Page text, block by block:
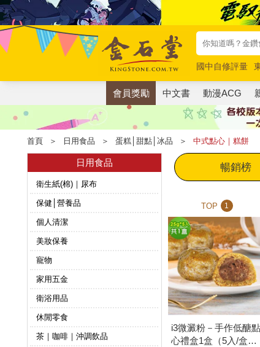
國中自修評量
唯紅花綻放
奧
會員獎勵 中文書 動漫ACG
首頁 ＞ 日用食品 ＞ 蛋糕│甜點│冰品 ＞ 中式點心｜糕餅
日用食品
衛生紙(棉)｜尿布
保健│營養品
個人清潔
美妝保養
寵物
家用五金
衛浴用品
休閒零食
茶｜咖啡｜沖調飲品
暢銷榜
TOP 1
i3微澱粉－手作低醣點
心禮盒1盒（5入/盒）